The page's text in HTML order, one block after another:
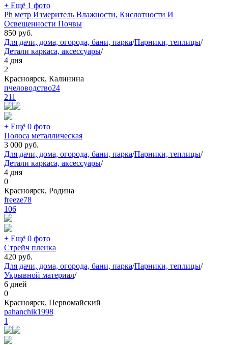
+ Ещё 1 фото
Ph метр Измеритель Влажности, Кислотности И
Освещенности Почвы
850 руб.
Для дачи, дома, огорода, бани, парка/Парники, теплицы/
Детали каркаса, аксессуары/
4 дня
2
Красноярск, Калинина
пчеловодство24
211
+ Ещё 0 фото
Полоса металлическая
3 000 руб.
Для дачи, дома, огорода, бани, парка/Парники, теплицы/
Детали каркаса, аксессуары/
4 дня
0
Красноярск, Родина
freeze78
106
+ Ещё 0 фото
Стрейч пленка
420 руб.
Для дачи, дома, огорода, бани, парка/Парники, теплицы/
Укрывной материал/
6 дней
0
Красноярск, Первомайский
pahanchik1998
1